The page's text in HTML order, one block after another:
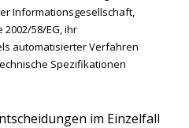
Informationsgesellschaft,
58/EG, ihr
automatisierter Verfahren
Spezifikationen
im Einzelfall